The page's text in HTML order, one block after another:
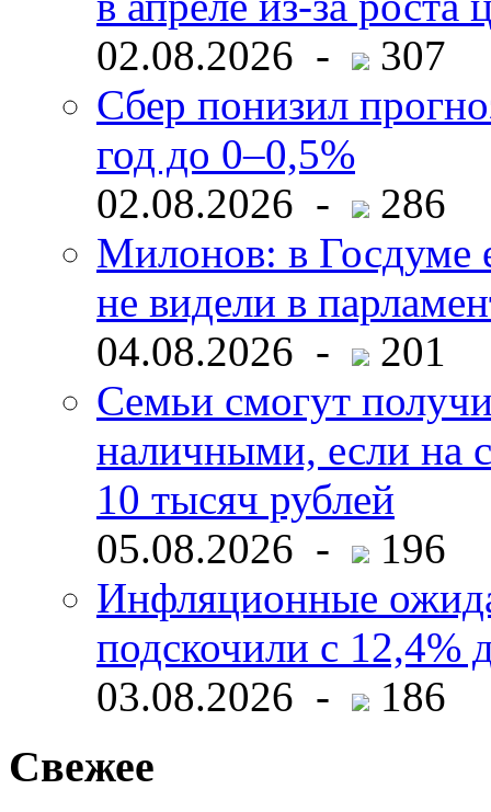
02.08.2026 -
307
Сбер понизил
год до 0–0,5%
02.08.2026 -
286
Милонов: в Госдуме
не видели в
04.08.2026 -
201
Семьи смогут
наличными, если на
10 тысяч рублей
05.08.2026 -
196
Инфляционные
подскочили с 12,4%
03.08.2026 -
186
Свежее